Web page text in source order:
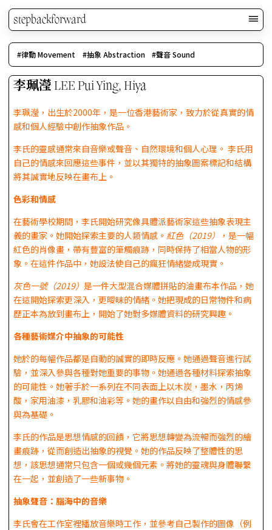
stepbackforward
律動 Movement 抽象 Abstraction 聲音 Sound
李珮瀅 LEE Pui Ying, Hiya
李珮瀅，出生於2000年，是一位香港藝術家，致力於從真實的情
感和個人經驗中創作抽象作品。
李氏的靈感通常來自音樂或聲音、自然環境和個人心理。 李氏用
自己的情感來回應這些事件，並以其獨特的抽象圖案標記和結構
將其誠實地反映在畫布上。
色彩和情感
在藝術學校期間，李氏開始研究像具體派藝術家這些抽象表現主
義的畫家。她開始探索主要的人類情感。 紅色（2019）
，是一幅
紅色的肖像畫，帶有豐富的筆觸痕跡，同時保持了相當人物的形
象。在這件作品中，她設法使自己的瘋狂情緒變成現實。
灰色一號（2019） 是一件大型混合媒體拼貼的油畫布本作品，她
在這開始探索更深入，更曖昧的情緒。她把現成的日常物件和病
歷正本為放到畫布上，開始了她對多媒體資料的研究興趣。
各種藝術媒介中抽象的可能性
她於的每幅作品都是自動的誠實的即時反應。她通過聲音進行試
驗，並深入參與各種對她重要的事物。她通過各種材料探索抽象
的可能性。她著手於一系列在不同表面上以木炭，墨水，丙烯
酸，家用油漆，乳膠和油彩等。她的畫作以自由和強烈的情感參
與為基礎。
李氏的作品是思想情感的回饋，它將思想轉變為流暢而強烈的繪
畫痕跡，從而創造出抽象的視覺。她的作品反映了整體性的思
想，該思想通常只包含一個或幾個元素。將她的靈魂與身體聯繫
在一起，並創造了一些新事物。
抽象聲音：腦海中的音樂
李氏會在工作室裡播放音樂時工作，並參考自己製作的圖像（例